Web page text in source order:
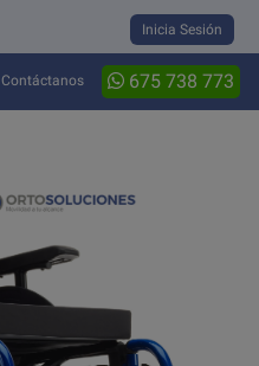
Inicia Sesión
Contáctanos 675 738 773